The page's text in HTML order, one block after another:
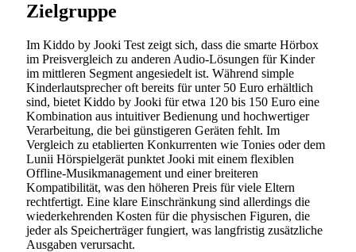
Zielgruppe
Im Kiddo by Jooki Test zeigt sich, dass die smarte Hörbox
im Preisvergleich zu anderen Audio-Lösungen für Kinder
im mittleren Segment angesiedelt ist. Während simple
Kinderlautsprecher oft bereits für unter 50 Euro erhältlich
sind, bietet Kiddo by Jooki für etwa 120 bis 150 Euro eine
Kombination aus intuitiver Bedienung und hochwertiger
Verarbeitung, die bei günstigeren Geräten fehlt. Im
Vergleich zu etablierten Konkurrenten wie Tonies oder dem
Lunii Hörspielgerät punktet Jooki mit einem flexiblen
Offline-Musikmanagement und einer breiteren
Kompatibilität, was den höheren Preis für viele Eltern
rechtfertigt. Eine klare Einschränkung sind allerdings die
wiederkehrenden Kosten für die physischen Figuren, die
jeder als Speicherträger fungiert, was langfristig zusätzliche
Ausgaben verursacht.